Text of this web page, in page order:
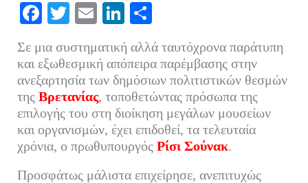
Fa
bo
ok
T
tte
r
E
ail
Li
ed
In
ρ
α
στ
εί
τε
Σε μια συστηματική αλλά ταυτόχρονα παράτυπη
και εξωθεσμική απόπειρα παρέμβασης στην
ανεξαρτησία των δημόσιων πολιτιστικών θεσμών
της Βρετανίας, τοποθετώντας πρόσωπα της
επιλογής του στη διοίκηση μεγάλων μουσείων
και οργανισμών, έχει επιδοθεί, τα τελευταία
χρόνια, ο πρωθυπουργός Ρίσι Σούνακ.
Προσφάτως μάλιστα επιχείρησε, ανεπιτυχώς